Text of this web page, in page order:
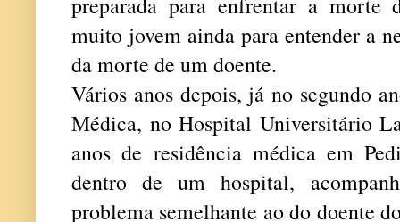
muito jovem ainda para entender a
da morte de um doente.
Vários anos depois, já no segundo
Médica, no Hospital Universitário
anos de residência médica em
dentro de um hospital,
problema semelhante ao do doente